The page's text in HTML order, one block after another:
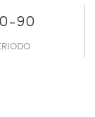
90